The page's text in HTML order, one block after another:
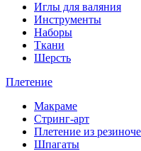
Иглы для валяния
Инструменты
Наборы
Ткани
Шерсть
Плетение
Макраме
Стринг-арт
Плетение из
Шпагаты